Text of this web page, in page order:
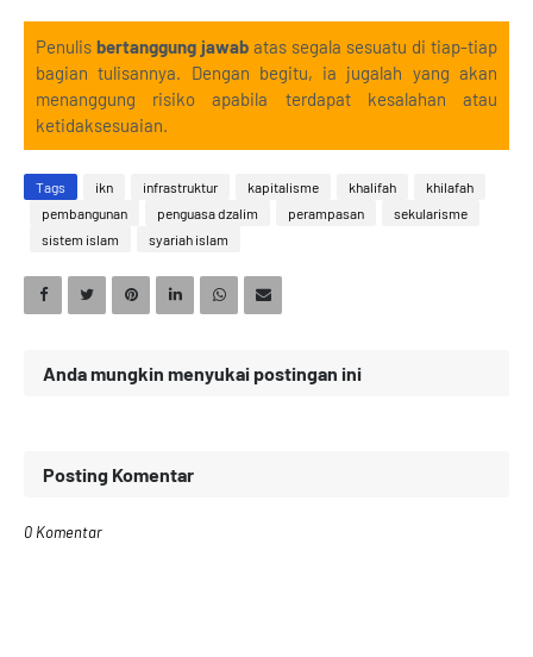
Penulis bertanggung jawab atas segala sesuatu di tiap-tiap
bagian tulisannya. Dengan begitu, ia jugalah yang akan
menanggung risiko apabila terdapat kesalahan atau
ketidaksesuaian.
Tags ikn infrastruktur kapitalisme khalifah
khilafah
pembangunan
penguasa dzalim perampasan
sekularisme
sistem islam
syariah islam
Anda mungkin menyukai postingan ini
Posting Komentar
0 Komentar